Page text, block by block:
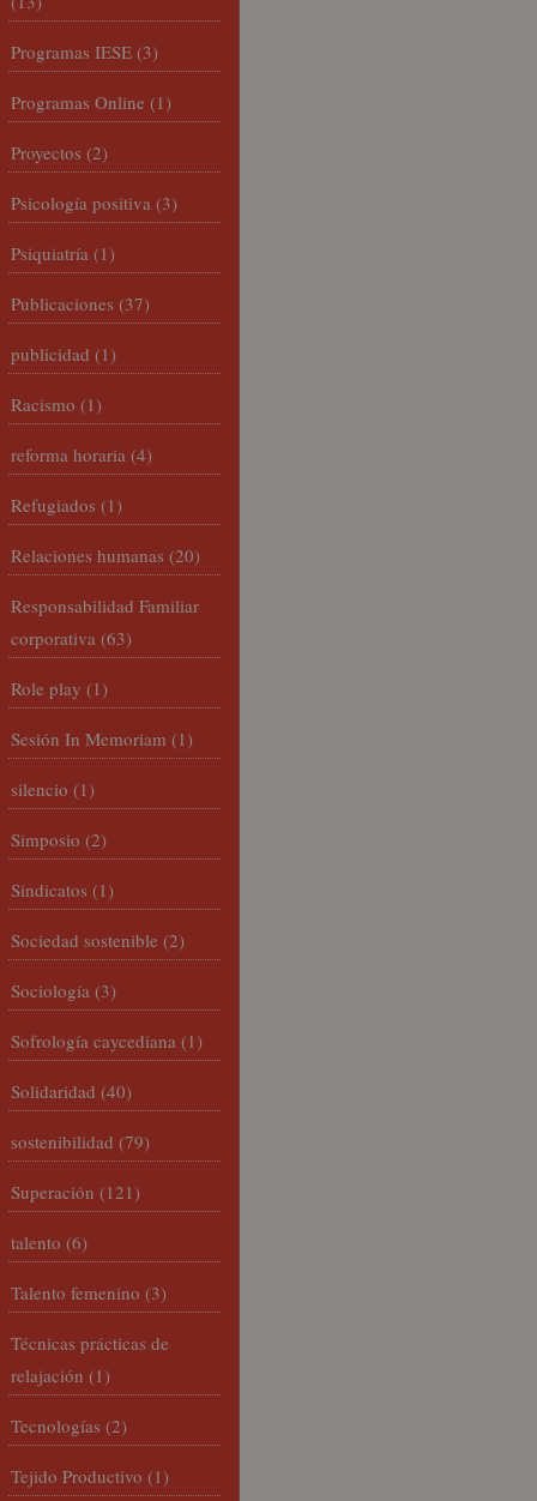
Programas IESE (3)
Programas Online (1)
Proyectos (2)
Psicología positiva (3)
Psiquiatría (1)
Publicaciones (37)
publicidad (1)
Racismo (1)
reforma horaria (4)
Refugiados (1)
Relaciones humanas (20)
Responsabilidad Familiar
corporativa (63)
Role play (1)
Sesión In Memoriam (1)
silencio (1)
Simposio (2)
Sindicatos (1)
Sociedad sostenible (2)
Sociología (3)
Sofrología caycediana (1)
Solidaridad (40)
sostenibilidad (79)
Superación (121)
talento (6)
Talento femenino (3)
Técnicas prácticas de
relajación (1)
Tecnologías (2)
Tejido Productivo (1)